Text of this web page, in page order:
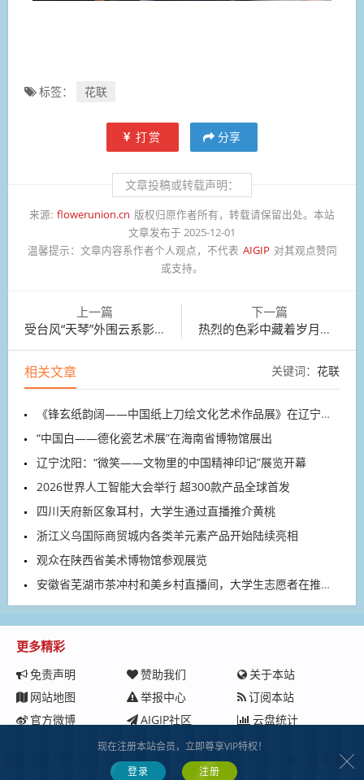
标签： 花联
打赏 分享
文章投稿或转载声明：
来源: flowerunion.cn 版权归原作者所有，转载请保留出处。本站
文章发布于 2025-12-01
温馨提示： 文章内容系作者个人观点，不代表 AIGIP 对其观点赞同
或支持。
上一篇
受台风“天琴”外围云系影响，广东珠海红霞满天
下一篇
热烈的色彩中藏着岁月的沉静与禅机
相关文章 关键词： 花联
《锋玄纸韵阔——中国纸上刀绘文化艺术作品展》在辽宁开展
“中国白——德化瓷艺术展”在海南省博物馆展出
辽宁沈阳：“微笑——文物里的中国精神印记”展览开幕
2026世界人工智能大会举行 超300款产品全球首发
四川天府新区象耳村，大学生通过直播推介黄桃
浙江义乌国际商贸城内各类羊元素产品开始陆续亮相
观众在陕西省美术博物馆参观展览
安徽省芜湖市茶冲村和美乡村直播间，大学生志愿者在推介农特产品
更多精彩
免责声明 赞助我们
关于本站
网站地图
举报中心
订阅本站
官方微博
AIGIP社区 云盘统计
2022-2027 AIGIP社区 版权所有.
沪
现在注册本站会员，立即尊享VIP特权！
登录
注册